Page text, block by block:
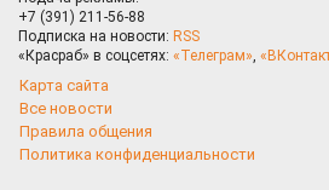
+7 (391) 211-56-88
Подписка на новости: RSS
«Красраб» в соцсетях: «Телеграм»,
Карта сайта
Все новости
Правила общения
Политика конфиденциальности